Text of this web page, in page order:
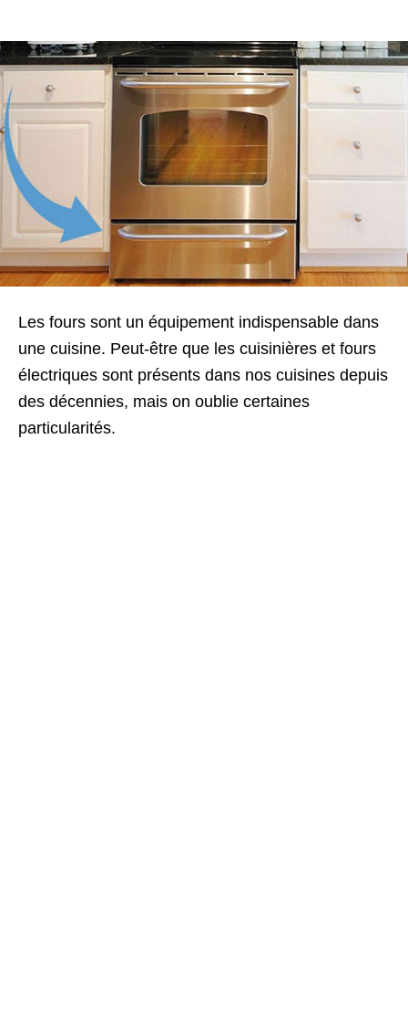
Les fours sont un équipement indispensable dans
une cuisine. Peut-être que les cuisinières et fours
électriques sont présents dans nos cuisines depuis
des décennies, mais on oublie certaines
particularités.